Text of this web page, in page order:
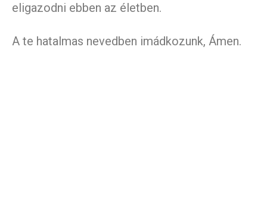
eligazodni ebben az életben.
A te hatalmas nevedben imádkozunk, Ámen.